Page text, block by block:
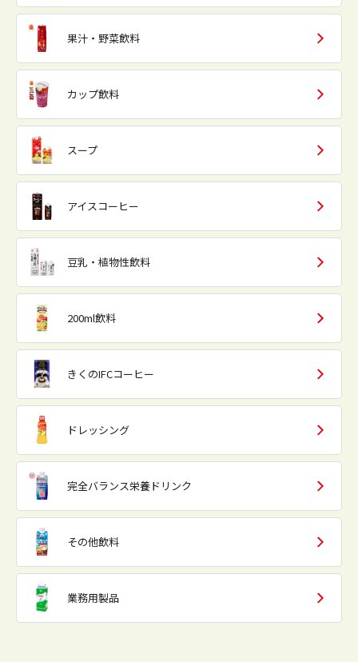
果汁・野菜飲料
カップ飲料
スープ
アイスコーヒー
豆乳・植物性飲料
200ml飲料
きくのIFCコーヒー
ドレッシング
完全バランス栄養ドリンク
その他飲料
業務用製品